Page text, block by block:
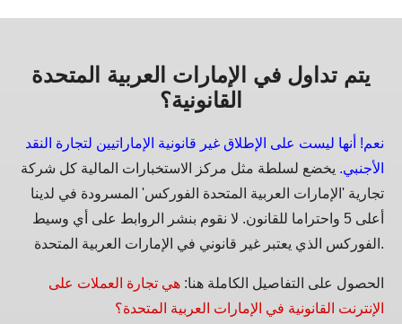
يتم تداول في الإمارات العربية المتحدة
القانونية؟
نعم! أنها ليست على الإطلاق غير قانونية الإماراتيين لتجارة النقد
الأجنبي. يخضع لسلطة مثل مركز الاستخبارات المالية كل شركة
تجارية 'الإمارات العربية المتحدة الفوركس' المسرودة في لدينا
أعلى 5 واحتراما للقانون. لا نقوم بنشر الروابط على أي وسيط
الفوركس الذي يعتبر غير قانوني في الإمارات العربية المتحدة.
الحصول على التفاصيل الكاملة هنا: هي تجارة العملات على
الإنترنت القانونية في الإمارات العربية المتحدة؟